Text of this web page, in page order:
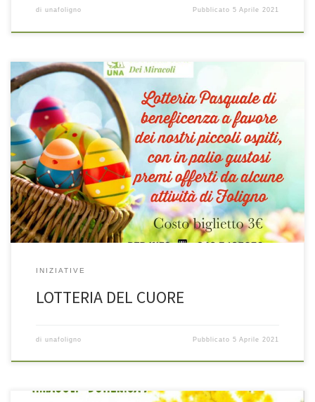
di unafoligno Pubblicato5 Aprile 2021
INIZIATIVE
LOTTERIA DEL CUORE
di unafoligno Pubblicato5 Aprile 2021